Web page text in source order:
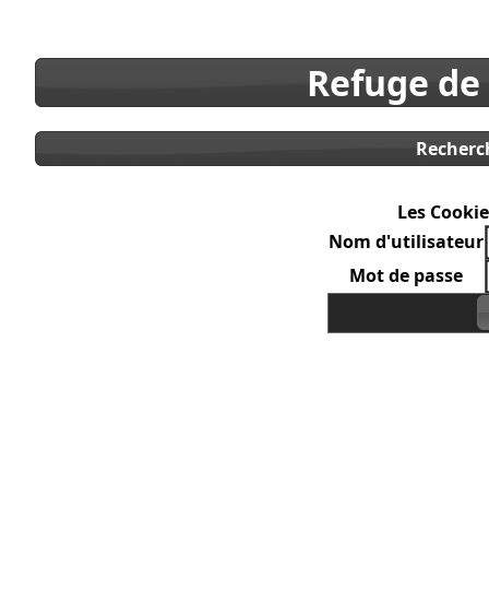
Refuge
Les
Nom d'utilisateur
Mot de passe